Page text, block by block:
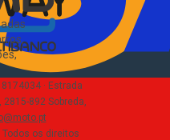
· Estrada
2815-892 Sobreda,
Todos os direitos